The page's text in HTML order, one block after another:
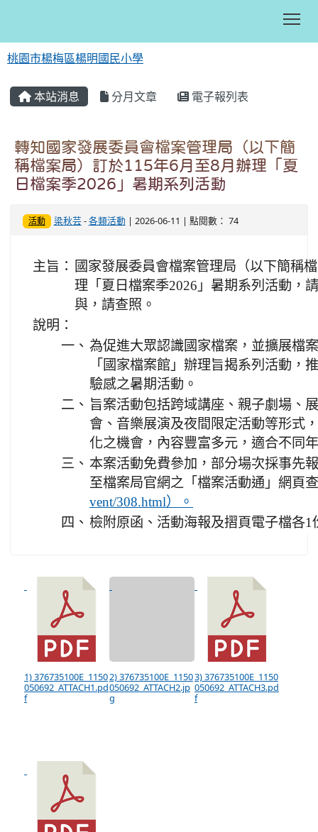
桃園市楊梅區楊明國民小學
本站消息 分月文章 電子報列表
轉知國家發展委員會檔案管理局（以下簡
稱檔案局）訂於115年6月至8月辦理「夏
日檔案季2026」暑期系列活動
活動 梁秋芸-各類活動 | 2026-06-11 | 點閱數： 74
主旨：
國家發展委員會檔案管理局（以下簡稱
理「夏日檔案季2026」暑期系列活動，
與，請查照。
說明：
一、 為促進大眾認識國家檔案，並擴展檔
「國家檔案館」辦理旨揭系列活動，
驗感之暑期活動。
二、 旨案活動包括跨域講座、親子劇場、
會、音樂展演及夜間限定活動等形式
化之機會，內容豐富多元，適合不同
三、 本案活動免費參加，部分場次採事先
至檔案局官網之「檔案活動通」網頁
vent/308.html）。
四、 檢附原函、活動海報及摺頁電子檔各1
1) 376735100E_1150
050692_ATTACH1.pd
f
2) 376735100E_1150
050692_ATTACH2.jp
g
3) 376735100E_1150
050692_ATTACH3.pd
f